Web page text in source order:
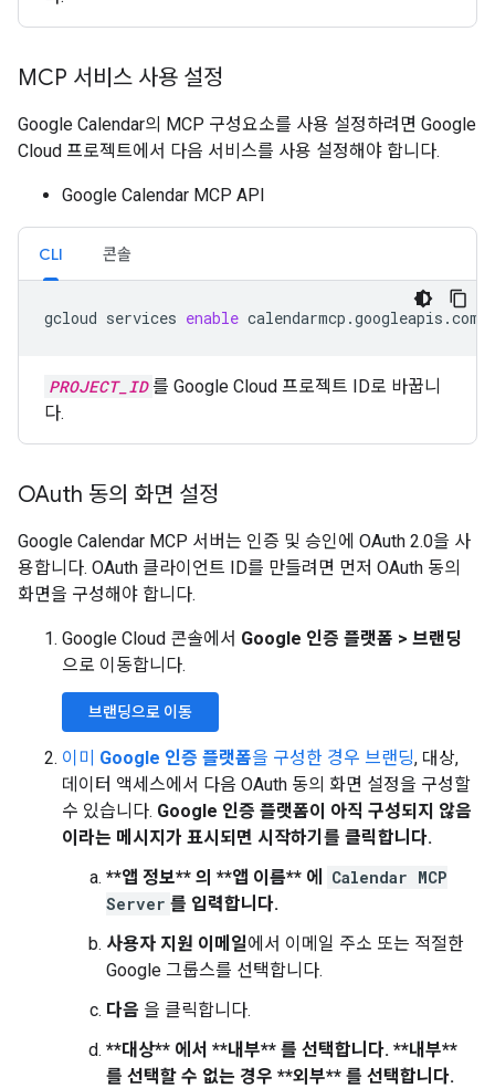
MCP 서비스 사용 설정
Google Calendar의 MCP 구성요소를 사용 설정하려면 Google
Cloud 프로젝트에서 다음 서비스를 사용 설정해야 합니다.
Google Calendar MCP API
CLI 콘솔
gcloud services enable calendarmcp.googleapis.com
PROJECT_ID 를 Google Cloud 프로젝트 ID로 바꿉니
다.
OAuth 동의 화면 설정
Google Calendar MCP 서버는 인증 및 승인에 OAuth 2.0을 사
용합니다. OAuth 클라이언트 ID를 만들려면 먼저 OAuth 동의
화면을 구성해야 합니다.
Google Cloud 콘솔에서 Google 인증 플랫폼 > 브랜딩
으로 이동합니다.
브랜딩으로 이동
이미 Google 인증 플랫폼을 구성한 경우 브랜딩, 대상,
데이터 액세스에서 다음 OAuth 동의 화면 설정을 구성할
수 있습니다. Google 인증 플랫폼이 아직 구성되지 않음
이라는 메시지가 표시되면 시작하기 를 클릭합니다.
**앱 정보** 의 **앱 이름** 에
Calendar MCP
Server 를 입력합니다.
사용자 지원 이메일에서 이메일 주소 또는 적절한
Google 그룹스를 선택합니다.
다음 을 클릭합니다.
**대상** 에서 **내부** 를 선택합니다. **내부**
를 선택할 수 없는 경우 **외부** 를 선택합니다.